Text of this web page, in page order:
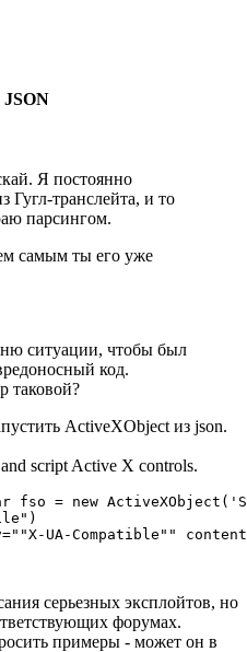
Я постоянно
Гугл-транслейта, и то
парсингом.
самым ты его уже
ситуации, чтобы был
код.
таковой?
ActiveXObject из json.
script Active X controls.
fso = new
UA-Compatible""
серьезных эксплойтов, но
форумах.
примеры - может он в